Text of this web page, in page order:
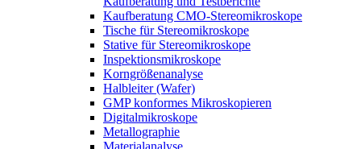
Kaufberatung CMO-Stereomikroskope
Tische für Stereomikroskope
Stative für Stereomikroskope
Inspektionsmikroskope
Korngrößenanalyse
Halbleiter (Wafer)
GMP konformes Mikroskopieren
Digitalmikroskope
Metallographie
Materialanalyse